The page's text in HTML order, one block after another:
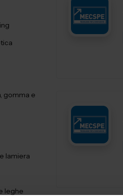
gomma e
lamiera
leghe